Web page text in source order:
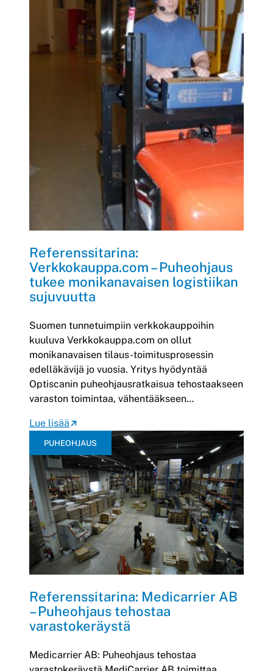
Referenssitarina:
Verkkokauppa.com – Puheohjaus
tukee monikanavaisen logistiikan
sujuvuutta
Suomen tunnetuimpiin verkkokauppoihin
kuuluva Verkkokauppa.com on ollut
monikanavaisen tilaus-toimitusprosessin
edelläkävijä jo vuosia. Yritys hyödyntää
Optiscanin puheohjausratkaisua tehostaakseen
varaston toimintaa, vähentääkseen…
Lue lisää
PUHEOHJAUS
Referenssitarina: Medicarrier AB
– Puheohjaus tehostaa
varastokeräystä
Medicarrier AB: Puheohjaus tehostaa